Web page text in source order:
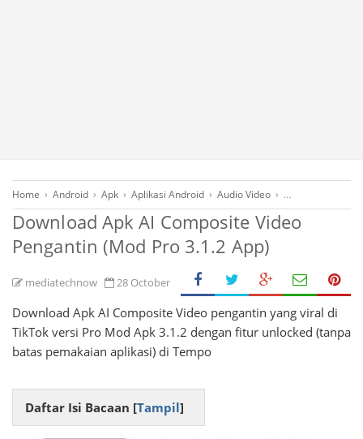
Home › Android › Apk › Aplikasi Android › Audio Video › Free Download
Download Apk AI Composite Video
Pengantin (Mod Pro 3.1.2 App)
mediatechnow 28 October
Download Apk AI Composite Video pengantin yang viral di
TikTok versi Pro Mod Apk 3.1.2 dengan fitur unlocked (tanpa
batas pemakaian aplikasi) di Tempo
Daftar Isi Bacaan [Tampil]